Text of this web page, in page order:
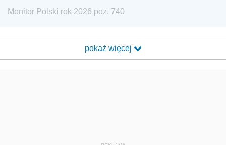
Monitor Polski rok 2026 poz. 740
pokaż więcej